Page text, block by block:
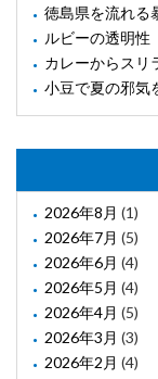
徳島県を流れる
ルビーの透明性
カレーからスリ
小豆で夏の邪気
2026年8月 (1)
2026年7月 (5)
2026年6月 (4)
2026年5月 (4)
2026年4月 (5)
2026年3月 (3)
2026年2月 (4)